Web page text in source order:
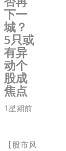
下一
城？
5只或
有异
动个
股成
焦点
1星期前
【股市风